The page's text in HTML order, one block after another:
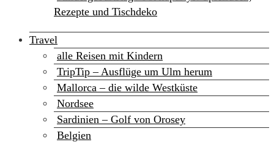
Rezepte und Tischdeko
Travel
alle Reisen mit Kindern
TripTip – Ausflüge um Ulm herum
Mallorca – die wilde Westküste
Nordsee
Sardinien – Golf von Orosey
Belgien